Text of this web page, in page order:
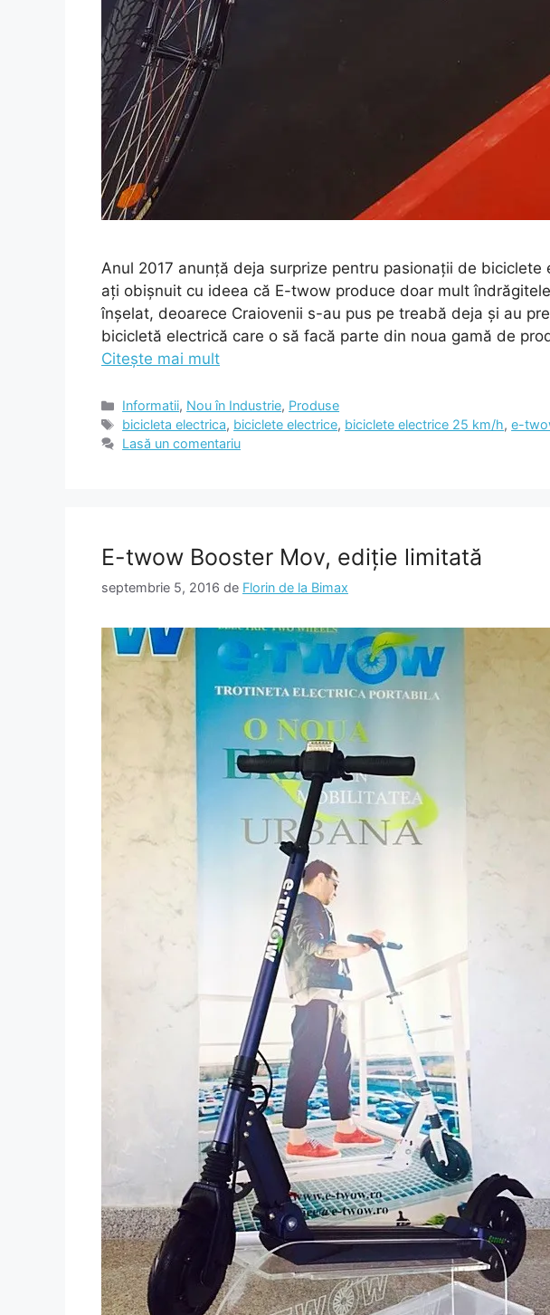
Anul 2017 anunță deja surprize pentru pasionații de biciclete
ați obișnuit cu ideea că E-twow produce doar mult
înșelat, deoarece Craiovenii s-au pus pe treabă deja și au
bicicletă electrică care o să facă parte din noua gamă de
Citește mai mult
Categorii
Informatii, Nou în Industrie, Produse
Etichete
bicicleta electrica, biciclete electrice, biciclete electrice 25 km/h,e-
Lasă un comentariu
E-twow Booster Mov, ediție limitată
septembrie 5, 2016 de Florin de la Bimax